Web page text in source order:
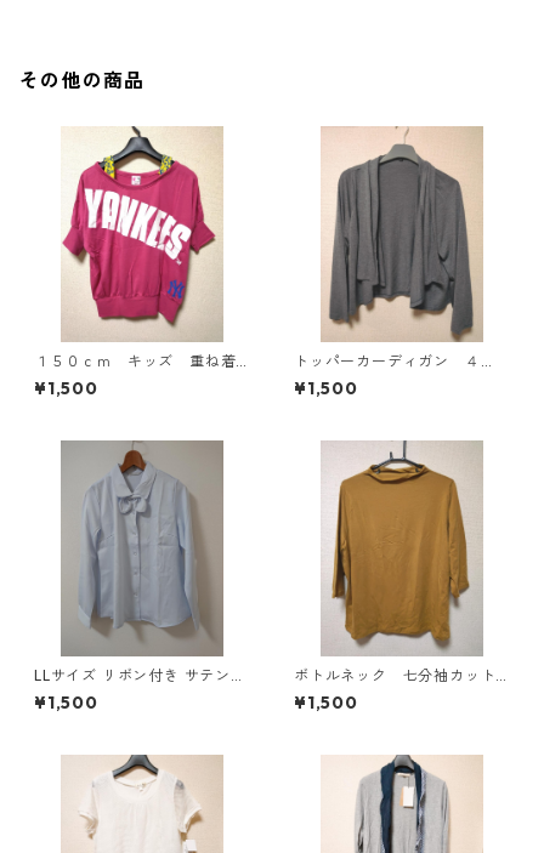
その他の商品
１５０ｃｍ キッズ 重ね着
風ドルマントップス マゼン
タ KAE-4791
¥1,500
トッパーカーディガン ４
Ｌ グレー KAE-4814
¥1,500
LLサイズ リボン付き サテン調
シャツブラウス サックス ◆KI
Y-1301◆
¥1,500
ボトルネック 七分袖カット
ソー ４Ｌ マスタード KA
E-4816
¥1,500